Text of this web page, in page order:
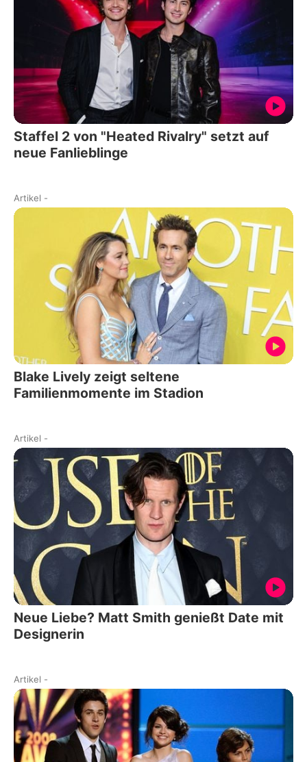
Staffel 2 von "Heated Rivalry" setzt auf
neue Fanlieblinge
Artikel -
Blake Lively zeigt seltene
Familienmomente im Stadion
Artikel -
Neue Liebe? Matt Smith genießt Date mit
Designerin
Artikel -